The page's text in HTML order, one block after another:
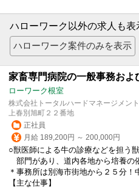
ハローワーク以外の求人も表
家畜専門病院の一般事務お
ローワーク根室
株式会社トータルハードマネージメン
上春別旭町２２番地
正社員
月給 189,200円 ～ 200,000円
○獣医師による牛の診療などを担う
部門があり、道内各地から培養の
＊事務所は別海市街地から２５分！
【主な仕事】